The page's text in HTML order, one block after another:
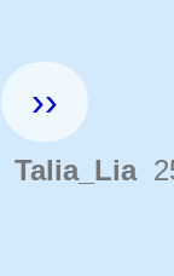
››
Talia_Lia